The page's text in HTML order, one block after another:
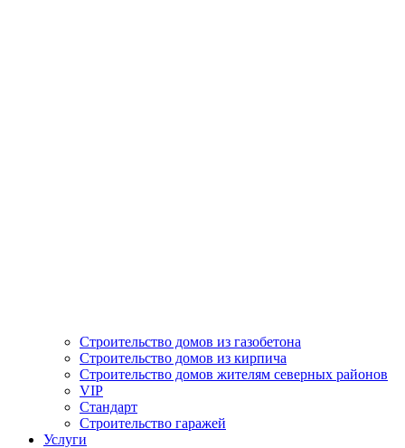
Строительство домов из газобетона
Строительство домов из кирпича
Строительство домов жителям северных районов
VIP
Стандарт
Строительство гаражей
Услуги